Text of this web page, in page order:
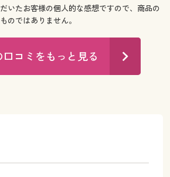
いたお客様の個人的な感想ですので、商品の
のではありません。
口コミをもっと見る